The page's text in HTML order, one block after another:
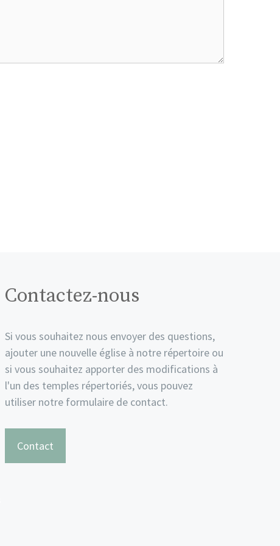
Contactez-nous
Si vous souhaitez nous envoyer des questions,
ajouter une nouvelle église à notre répertoire ou
si vous souhaitez apporter des modifications à
l'un des temples répertoriés, vous pouvez
utiliser notre formulaire de contact.
Contact